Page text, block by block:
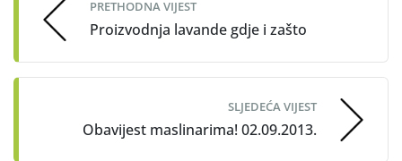
PRETHODNA VIJEST
Proizvodnja lavande gdje i zašto
SLJEDEĆA VIJEST
Obavijest maslinarima! 02.09.2013.